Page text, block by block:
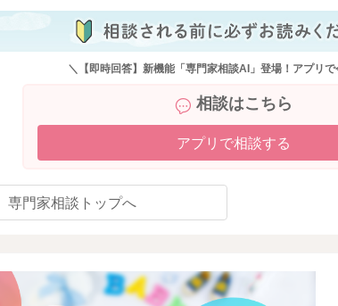
＼【即時回答】新機能「専門家相談AI」登場！アプリで
相談はこちら
アプリで相談する
専門家相談トップへ